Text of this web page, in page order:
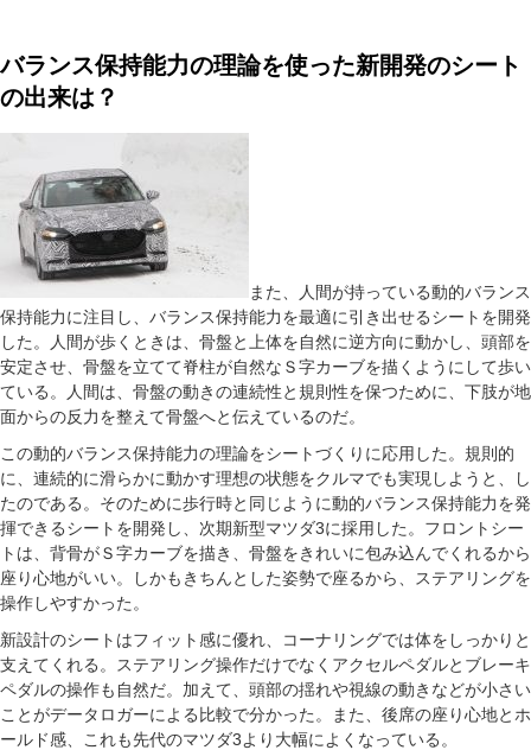
バランス保持能力の理論を使った新開発のシート
の出来は？
また、人間が持っている動的バランス
保持能力に注目し、バランス保持能力を最適に引き出せるシートを開発
した。人間が歩くときは、骨盤と上体を自然に逆方向に動かし、頭部を
安定させ、骨盤を立てて脊柱が自然なＳ字カーブを描くようにして歩い
ている。人間は、骨盤の動きの連続性と規則性を保つために、下肢が地
面からの反力を整えて骨盤へと伝えているのだ。
この動的バランス保持能力の理論をシートづくりに応用した。規則的
に、連続的に滑らかに動かす理想の状態をクルマでも実現しようと、し
たのである。そのために歩行時と同じように動的バランス保持能力を発
揮できるシートを開発し、次期新型マツダ3に採用した。フロントシー
トは、背骨がＳ字カーブを描き、骨盤をきれいに包み込んでくれるから
座り心地がいい。しかもきちんとした姿勢で座るから、ステアリングを
操作しやすかった。
新設計のシートはフィット感に優れ、コーナリングでは体をしっかりと
支えてくれる。ステアリング操作だけでなくアクセルペダルとブレーキ
ペダルの操作も自然だ。加えて、頭部の揺れや視線の動きなどが小さい
ことがデータロガーによる比較で分かった。また、後席の座り心地とホ
ールド感、これも先代のマツダ3より大幅によくなっている。